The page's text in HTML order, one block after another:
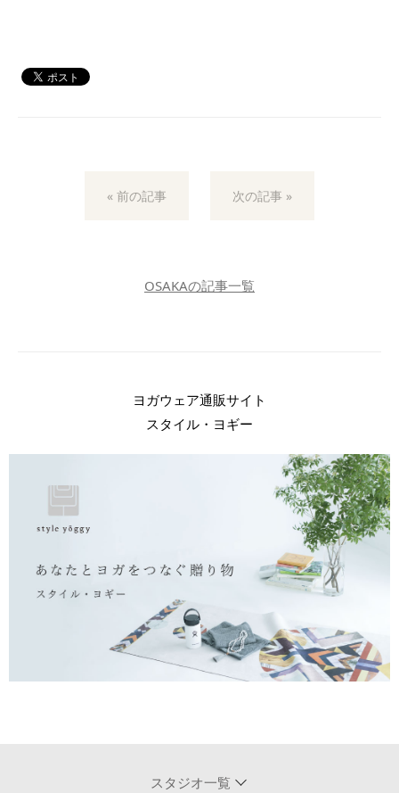
« 前の記事 次の記事 »
OSAKAの記事一覧
ヨガウェア通販サイト
スタイル・ヨギー
スタジオ一覧